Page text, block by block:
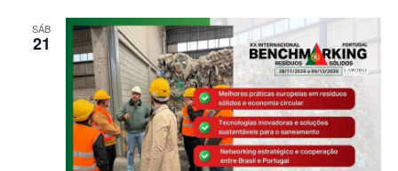
SÁB
21